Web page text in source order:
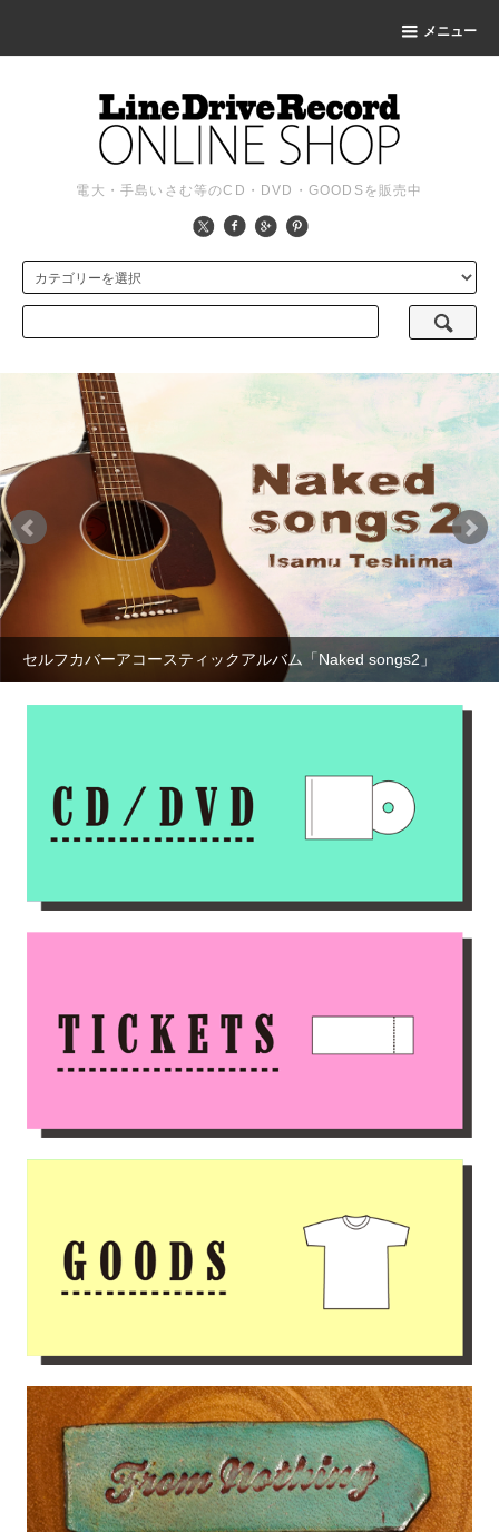
メニュー
電大・手島いさむ等のCD・DVD・GOODSを販売中
セルフカバーアコースティックアルバム「Naked songs2」